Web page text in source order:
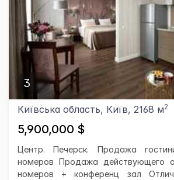
3
Київська область, Київ, 2168 м2
5,900,000 $
Центр. Печерск. Продажа
номеров Продажа действующего
номеров + конференц зал